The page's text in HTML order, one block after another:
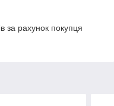
за рахунок покупця